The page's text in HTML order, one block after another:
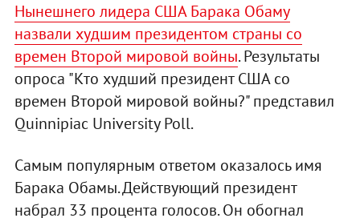
Нынешнего лидера США Барака Обаму
назвали худшим президентом страны со
времен Второй мировой войны. Результаты
опроса "Кто худший президент США со
времен Второй мировой войны?" представил
Quinnipiac University Poll.
Самым популярным ответом оказалось имя
Барака Обамы. Действующий президент
набрал 33 процента голосов. Он обогнал